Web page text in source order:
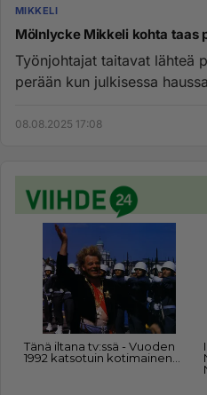
MIKKELI
Mölnlycke Mikkeli kohta taas
Työnjohtajat taitavat lähteä
perään kun julkisessa
08.08.2025 17:08